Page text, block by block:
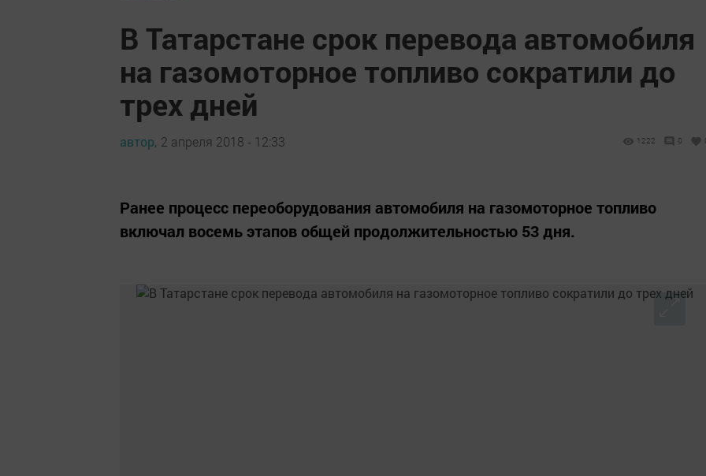
В Татарстане срок перевода автомобиля
на газомоторное топливо сократили до
трех дней
автор, 2 апреля 2018 - 12:33 1222 0
Ранее процесс переоборудования автомобиля на газомоторное топливо
включал восемь этапов общей продолжительностью 53 дня.